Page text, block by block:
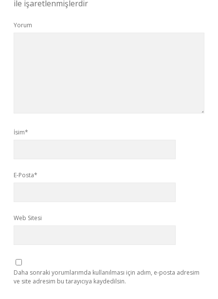
ile işaretlenmişlerdir
Yorum
İsim*
E-Posta*
Web Sitesi
Daha sonraki yorumlarımda kullanılması için adım, e-posta adresim
ve site adresim bu tarayıcıya kaydedilsin.